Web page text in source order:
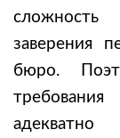
сложность
заверения
бюро.